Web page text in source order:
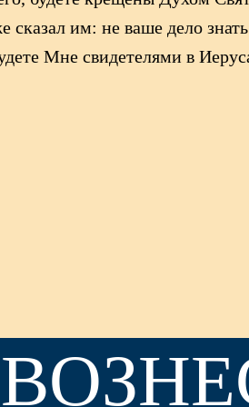
им: не ваше дело
Мне свидетелями в